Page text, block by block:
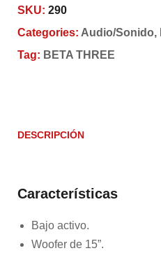
SKU: 290
Categories: Audio/Sonido,
Tag: BETA THREE
DESCRIPCIÓN
Características
Bajo activo.
Woofer de 15”.